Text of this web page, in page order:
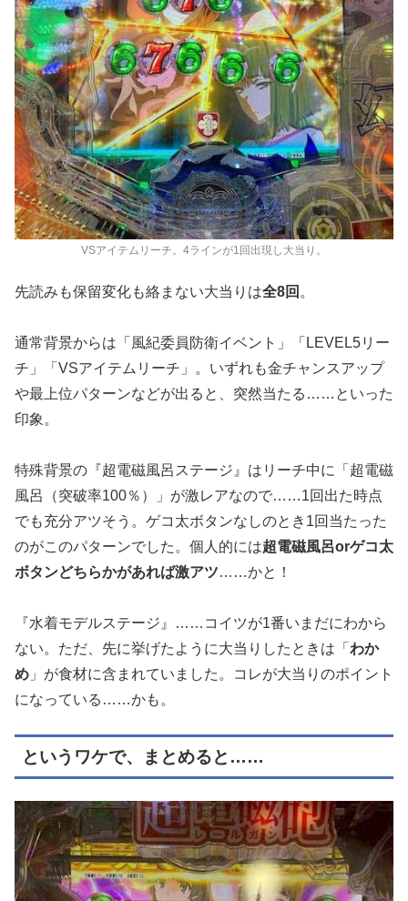
VSアイテムリーチ。4ラインが1回出現し大当り。
先読みも保留変化も絡まない大当りは全8回 。
通常背景からは「風紀委員防衛イベント」「LEVEL5リー
チ」「VSアイテムリーチ」。いずれも金チャンスアップ
や最上位パターンなどが出ると、突然当たる……といった
印象。
特殊背景の『超電磁風呂ステージ』はリーチ中に「超電磁
風呂（突破率100％）」が激レアなので……1回出た時点
でも充分アツそう。ゲコ太ボタンなしのとき1回当たった
のがこのパターンでした。個人的には超電磁風呂orゲコ太
ボタンどちらかがあれば激アツ……かと！
『水着モデルステージ』……コイツが1番いまだにわから
ない。ただ、先に挙げたように大当りしたときは「 わか
め 」が食材に含まれていました。コレが大当りのポイント
になっている……かも。
というワケで、まとめると……